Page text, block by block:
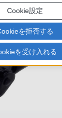
Cookie設定
を拒否する
を受け入れる